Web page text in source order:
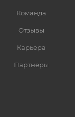
Команда
Отзывы
Карьера
Партнеры